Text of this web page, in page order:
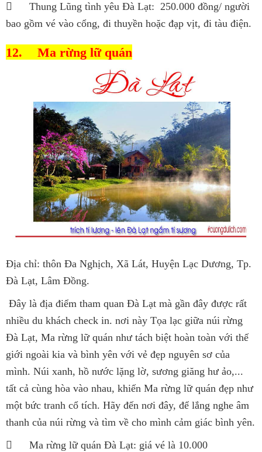

Thung Lũng tình yêu Đà Lạt: 250.000 đồng/ người
bao gồm vé vào cổng, đi thuyền hoặc đạp vịt, đi tàu điện.
12. Ma rừng lữ quán
Địa chỉ: thôn Đa Nghịch, Xã Lát, Huyện Lạc Dương, Tp.
Đà Lạt, Lâm Đồng.
Đây là địa điểm tham quan Đà Lạt mà gần đây được rất
nhiều du khách check in. nơi này Tọa lạc giữa núi rừng
Đà Lạt, Ma rừng lữ quán như tách biệt hoàn toàn với thế
giới ngoài kia và bình yên với vẻ đẹp nguyên sơ của
mình. Núi xanh, hồ nước lặng lờ, sương giăng hư ảo,...
tất cả cùng hòa vào nhau, khiến Ma rừng lữ quán đẹp như
một bức tranh cổ tích. Hãy đến nơi đây, để lắng nghe âm
thanh của núi rừng và tìm về cho mình cảm giác bình yên.

Ma rừng lữ quán Đà Lạt: giá vé là 10.000